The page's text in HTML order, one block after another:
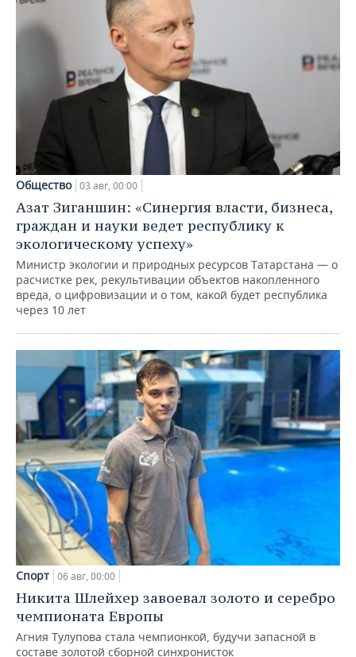
Общество 03 авг, 00:00
Азат Зиганшин: «Синергия власти, бизнеса,
граждан и науки ведет республику к
экологическому успеху»
Министр экологии и природных ресурсов Татарстана — о
расчистке рек, рекультивации объектов накопленного
вреда, о цифровизации и о том, какой будет республика
через 10 лет
Спорт 06 авг, 00:00
Никита Шлейхер завоевал золото и серебро
чемпионата Европы
Агния Тулупова стала чемпионкой, будучи запасной в
составе золотой сборной синхронисток